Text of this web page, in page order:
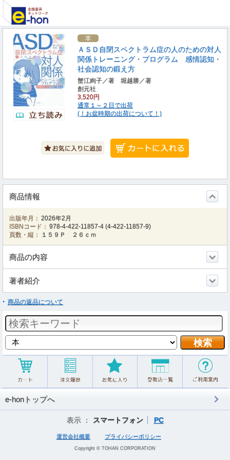
ＡＳＤ自閉スペクトラム症の人のための対人
関係トレーニング・プログラム 感情認知・
社会認知の鍛え方
蟹江絢子／著 堀越勝／著
創元社
3,520円
通常１～２日で出荷
(！お盆時期の出荷について！)
商品情報
出版年月： 2026年2月
ISBNコード： 978-4-422-11857-4 (4-422-11857-9)
頁数・縦：
１５９Ｐ ２６ｃｍ
商品の内容
著者紹介
商品の返品について
e-honトップへ
表示 ： スマートフォン PC
運営会社概要 プライバシーポリシー
Copyright © TOHAN CORPORATION